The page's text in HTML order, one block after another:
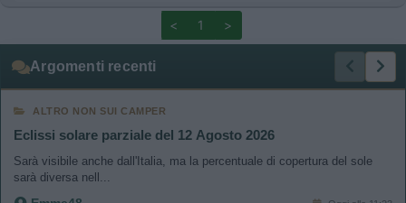
< 1 >
Argomenti recenti
ALTRO NON SUI CAMPER
Eclissi solare parziale del 12 Agosto 2026
Sarà visibile anche dall'Italia, ma la percentuale di copertura del sole
sarà diversa nell...